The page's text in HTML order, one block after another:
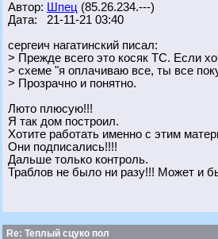
Автор: Шпец (85.26.234.---)
Дата: 21-11-21 03:40
сергеич нагатинский писал:
> Прежде всего это косяк ТС. Если
> схеме "я оплачиваю все, ты все
> Прозрачно и понятно.
Люто плюсую!!!
Я так дом построил.
Хотите работать именно с этим
Они подписались!!!!
Дальше только контроль.
Траблов не было ни разу!!! Может и
Re: Теплый сцуко пол